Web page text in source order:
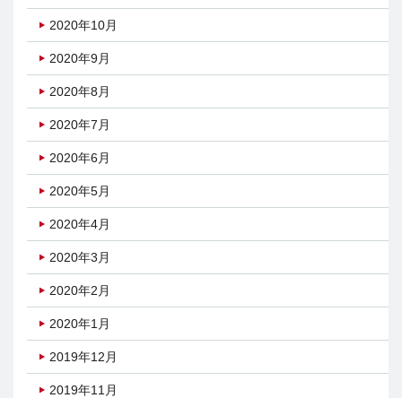
2020年10月
2020年9月
2020年8月
2020年7月
2020年6月
2020年5月
2020年4月
2020年3月
2020年2月
2020年1月
2019年12月
2019年11月